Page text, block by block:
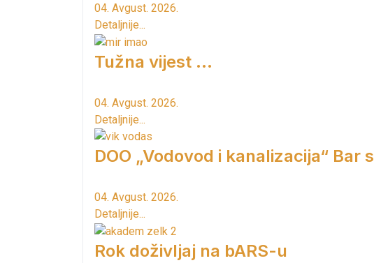
04. Avgust. 2026.
Detaljnije...
Tužna vijest ...
04. Avgust. 2026.
Detaljnije...
DOO „Vodovod i kanalizacija“
04. Avgust. 2026.
Detaljnije...
Rok doživljaj na bARS-u